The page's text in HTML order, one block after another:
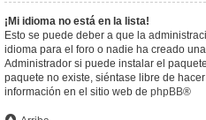
¡Mi idioma no está en la lista!
Esto se puede deber a que la
idioma para el foro o nadie ha creado
Administrador si puede instalar el
paquete no existe, siéntase libre de
información en el sitio web de phpBB®